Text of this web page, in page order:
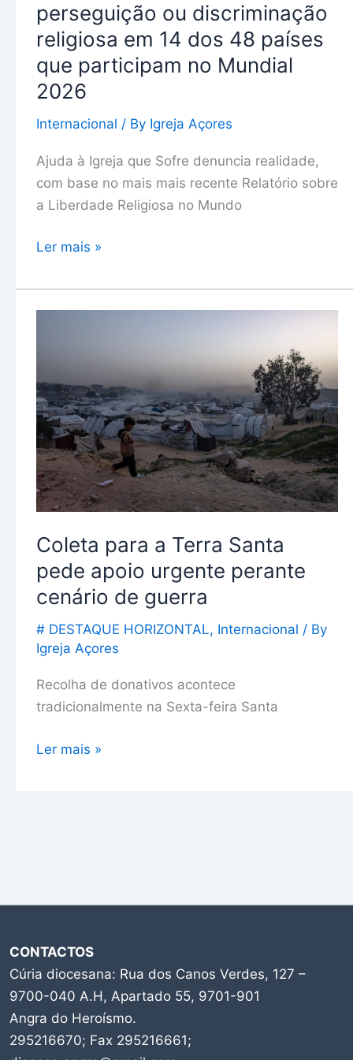
perseguição ou discriminação
religiosa em 14 dos 48 países
que participam no Mundial
2026
Internacional / By Igreja Açores
Ajuda à Igreja que Sofre denuncia realidade,
com base no mais mais recente Relatório sobre
a Liberdade Religiosa no Mundo
países
que
participam
no
2026
Ler mais »
Coleta para a Terra Santa
pede apoio urgente perante
cenário de guerra
# DESTAQUE HORIZONTAL, Internacional / By
Igreja Açores
Recolha de donativos acontece
tradicionalmente na Sexta-feira Santa
Terra
Santa
pede
apoio
urgente
perante
de
guerra
Ler mais »
CONTACTOS
Cúria diocesana: Rua dos Canos Verdes, 127 –
9700-040 A.H, Apartado 55, 9701-901
Angra do Heroísmo.
295216670; Fax 295216661;